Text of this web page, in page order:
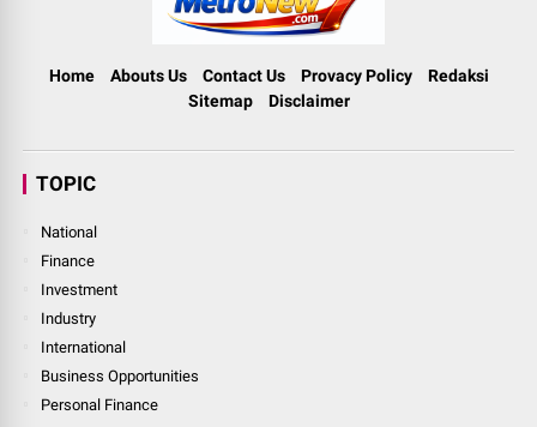
Home Abouts Us Contact Us Provacy Policy
Redaksi
Sitemap
Disclaimer
TOPIC
National
Finance
Investment
Industry
International
Business Opportunities
Personal Finance